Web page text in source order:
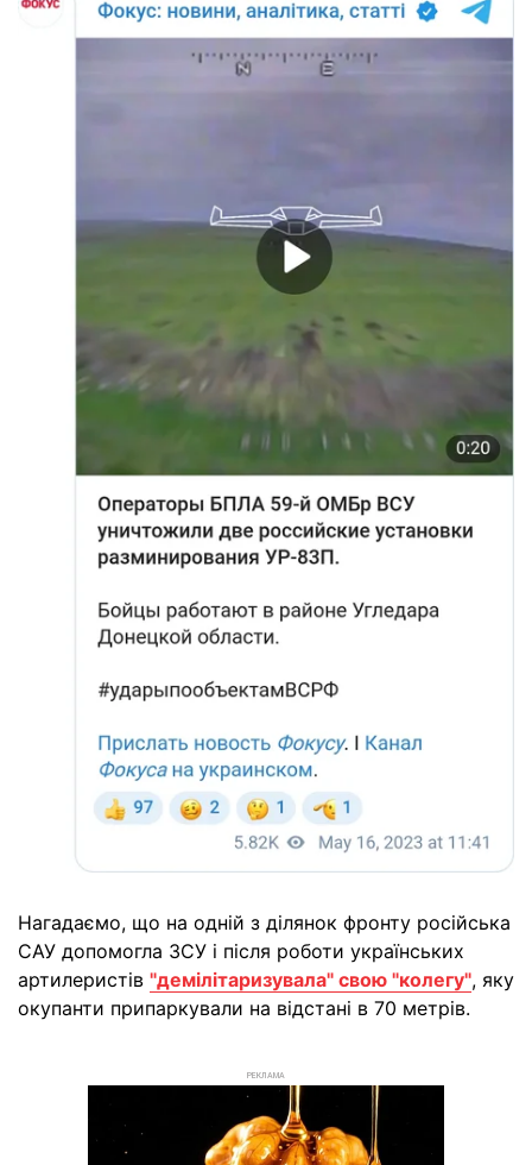
Нагадаємо, що на одній з ділянок фронту російська
САУ допомогла ЗСУ і після роботи українських
артилеристів "демілітаризувала" свою "колегу", яку
окупанти припаркували на відстані в 70 метрів.
РЕКЛАМА